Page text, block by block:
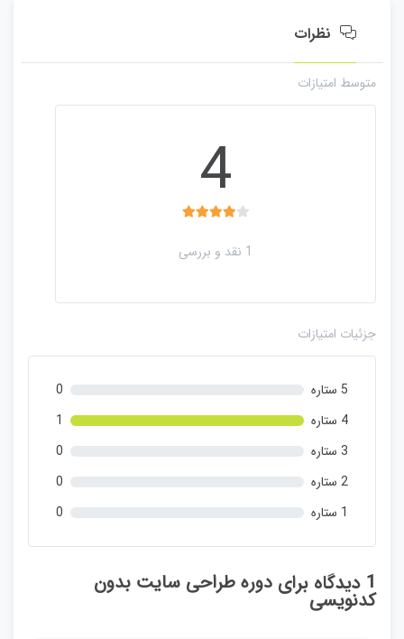
نظرات
متوسط امتیازات
4
1 نقد و بررسی
جزئیات امتیازات
5 ستاره
0
4 ستاره
1
3 ستاره
0
2 ستاره
0
1 ستاره
0
1 دیدگاه برای دوره طراحی سایت بدون
کدنویسی